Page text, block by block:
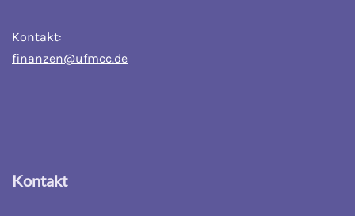
Kontakt:
finanzen@ufmcc.de
Kontakt